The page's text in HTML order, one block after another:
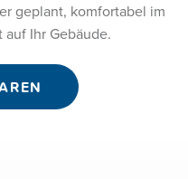
geplant, komfortabel im
Ihr Gebäude.